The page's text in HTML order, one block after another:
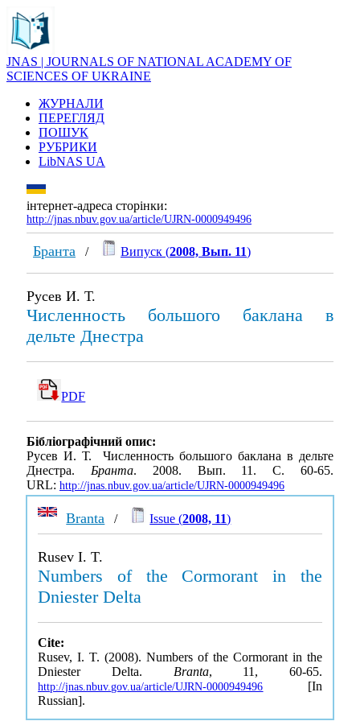
JNAS | JOURNALS OF NATIONAL ACADEMY OF
SCIENCES OF UKRAINE
ЖУРНАЛИ
ПЕРЕГЛЯД
ПОШУК
РУБРИКИ
LibNAS UA
інтернет-адреса сторінки:
http://jnas.nbuv.gov.ua/article/UJRN-0000949496
Бранта / Випуск (2008, Вып. 11)
Русев И. Т.
Численность большого баклана в
дельте Днестра
PDF
Бібліографічний опис:
Русев И. Т. Численность большого баклана в дельте
Днестра. Бранта. 2008. Вып. 11. С. 60-65.
URL: http://jnas.nbuv.gov.ua/article/UJRN-0000949496
Branta / Issue (2008, 11)
Rusev I. T.
Numbers of the Cormorant in the
Dniester Delta
Cite:
Rusev, I. T. (2008). Numbers of the Cormorant in the
Dniester Delta. Branta, 11, 60-65.
http://jnas.nbuv.gov.ua/article/UJRN-0000949496 [In
Russian].